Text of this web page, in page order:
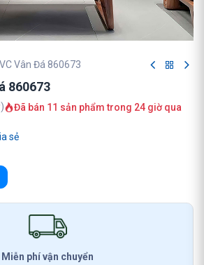
Vân Đá 860673
860673
Đã bán 11 sản phẩm trong 24 giờ qua
sẻ
Miễn phí vận chuyển